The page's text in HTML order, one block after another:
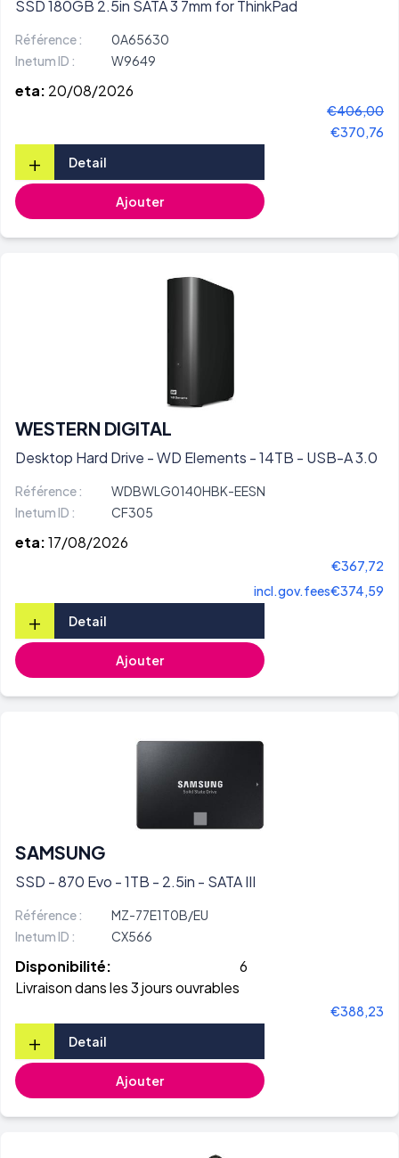
SSD 180GB 2.5in SATA 3 7mm for ThinkPad
Référence :
0A65630
Inetum ID :
W9649
eta: 20/08/2026
€406,00
€370,76
+ Detail
Ajouter
WESTERN DIGITAL
Desktop Hard Drive - WD Elements - 14TB - USB-A 3.0
Référence :
WDBWLG0140HBK-EESN
Inetum ID :
CF305
eta:17/08/2026
€367,72
incl.gov.fees€374,59
+ Detail
Ajouter
SAMSUNG
SSD - 870 Evo - 1TB - 2.5in - SATA III
Référence :
MZ-77E1T0B/EU
Inetum ID :
CX566
Disponibilité:
6
Livraison dans les 3 jours ouvrables
€388,23
+ Detail
Ajouter